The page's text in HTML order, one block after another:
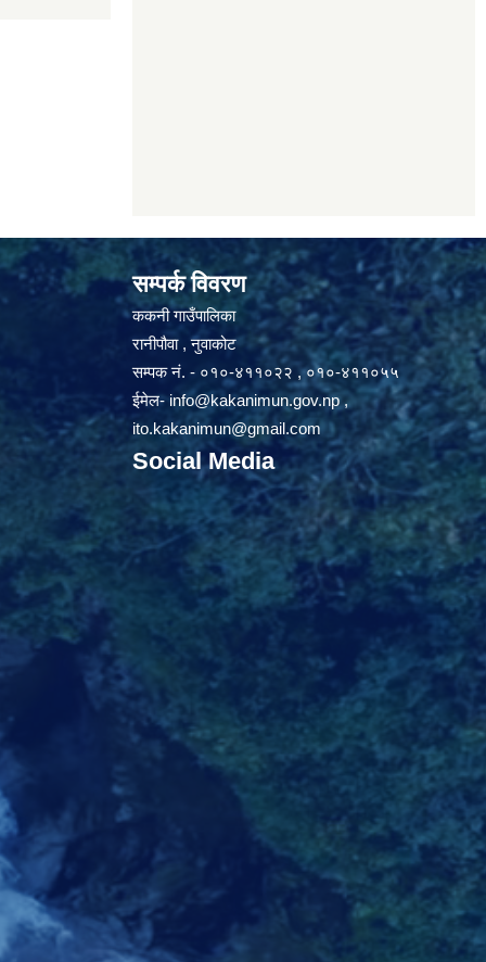
सम्पर्क विवरण
ककनी गाउँपालिका
रानीपौवा , नुवाकोट
सम्पक नं. - ०१०-४११०२२ , ०१०-४११०५५
ईमेल-info@kakanimun.gov.np,
ito.kakanimun@gmail.com
Social Media